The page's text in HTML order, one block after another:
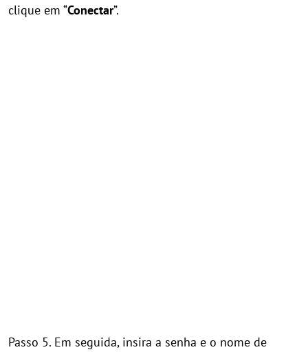
clique em “Conectar”.
Passo 5. Em seguida, insira a senha e o nome de